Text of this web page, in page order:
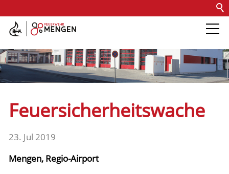
Kontakt Impressum
Barrierefreiheit
Die Feuerwehr
Fachdienste
Fahrzeuge
Feuersicherheitswache
23. Jul 2019
Mengen, Regio-Airport